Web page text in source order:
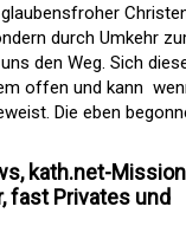
durch Umkehr
den Weg. Sich
offen und kann 
Die eben
kath.net-Mission
fast Privates und